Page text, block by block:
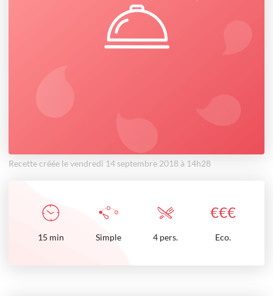
Recette créée le vendredi 14 septembre 2018 à 14h28
€€€
15 min Simple 4 pers. Eco.